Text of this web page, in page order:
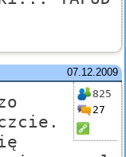
07.12.2009
825
27